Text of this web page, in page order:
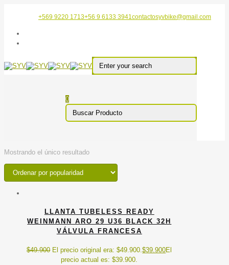
+569 9220 1713+56 9 6133 3941contactosyvbike@gmail.com
0
Mostrando el único resultado
LLANTA TUBELESS READY
WEINMANN ARO 29 U36 BLACK 32H
VÁLVULA FRANCESA
$49.900 El precio original era: $49.900.$39.900El
precio actual es: $39.900.